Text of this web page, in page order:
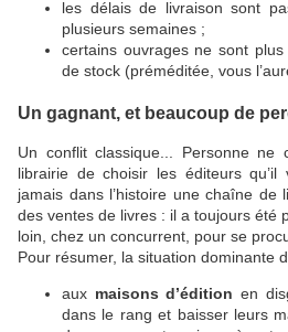
les délais de livraison sont
plusieurs semaines ;
certains ouvrages ne sont
de stock (préméditée, vous
Un gagnant, et beaucoup de
Un conflit classique... Personne
librairie de choisir les éditeurs
jamais dans l’histoire une chaîne de
des ventes de livres : il a toujours été
loin, chez un concurrent, pour se
Pour résumer, la situation dominante
aux maisons d’édition en
dans le rang et baisser leurs